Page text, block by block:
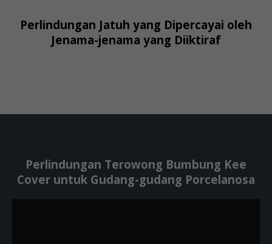
Perlindungan Jatuh yang Dipercayai oleh
Jenama-jenama yang Diiktiraf
Perlindungan Terowong Bumbung Kee
Cover untuk Gudang-gudang Porcelanosa